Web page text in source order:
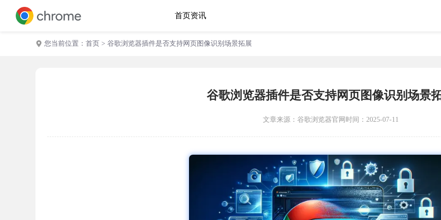
首页资讯
您当前位置： 首页 > 谷歌浏览器插件是否支持网页图像识别场景拓展
谷歌浏览器插件是否支持网页图像识别场景
文章来源： 谷歌浏览器官网 时间：2025-07-11